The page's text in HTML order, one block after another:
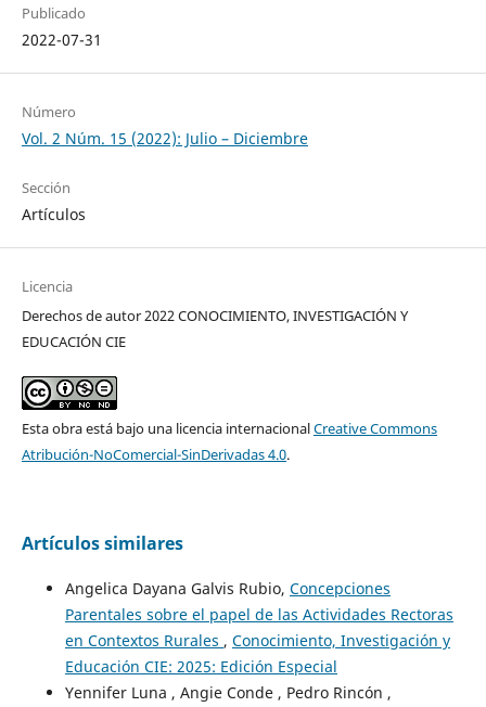
Publicado
2022-07-31
Número
Vol. 2 Núm. 15 (2022): Julio – Diciembre
Sección
Artículos
Licencia
Derechos de autor 2022 CONOCIMIENTO, INVESTIGACIÓN Y
EDUCACIÓN CIE
Esta obra está bajo una licencia internacionalCreative Commons
Atribución-NoComercial-SinDerivadas 4.0.
Artículos similares
Angelica Dayana Galvis Rubio, Concepciones
Parentales sobre el papel de las Actividades Rectoras
en Contextos Rurales , Conocimiento, Investigación y
Educación CIE: 2025: Edición Especial
Yennifer Luna , Angie Conde , Pedro Rincón ,